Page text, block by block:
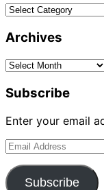
Categories
Archives
Archives
Subscribe
Enter your email
Email
Address
Subscribe